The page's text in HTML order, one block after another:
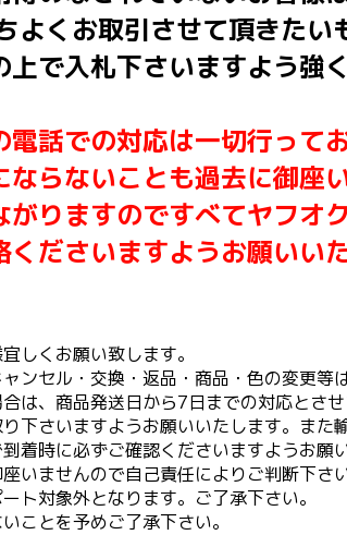
よくお取引させて頂きた
で入札下さいますよう強
話での対応は一切行っ
らないことも過去に御座
りますのですべてヤフオ
ださいますようお願いいた
しくお願い致します。
ンセル・交換・返品・商品・色の変更等
は、商品発送日から7日までの対応とさ
下さいますようお願いいたします。ま
着時に必ずご確認くださいますようお願
いませんので自己責任によりご判断下さ
ト対象外となります。ご了承下さい。
ことを予めご了承下さい。